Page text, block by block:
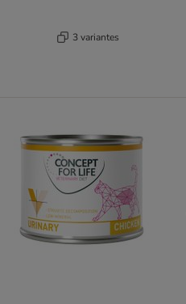
3 variantes